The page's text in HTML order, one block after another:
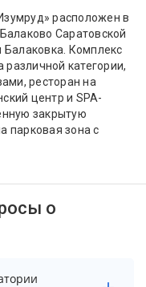
расположен в
Саратовской
Балаковка. Комплекс
категории,
ресторан на
центр и SPA-
закрытую
парковая зона с
о